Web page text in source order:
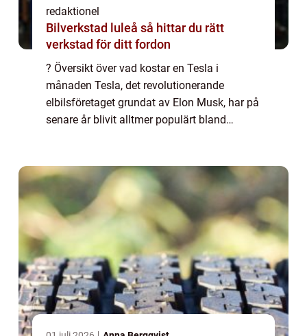
redaktionel
Bilverkstad luleå så hittar du rätt
verkstad för ditt fordon
? Översikt över vad kostar en Tesla i
månaden Tesla, det revolutionerande
elbilsföretaget grundat av Elon Musk, har på
senare år blivit alltmer populärt bland
sig för att köpa en T...